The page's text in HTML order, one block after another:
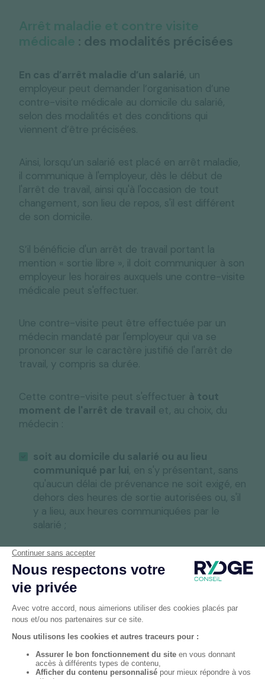
Arrêt maladie et contre visite
médicale : des modalités précisées
En cas d’arrêt maladie d’un salarié, un
employeur peut demander l’organisation d’une
contre-visite médicale au domicile du salarié,
selon des modalités et des conditions qui
viennent d’être précisées.
Ainsi, lorsqu’un salarié est placé en arrêt maladie,
il communique à l'employeur, dès le début de
l'arrêt de travail, ainsi qu'à l'occasion de tout
changement, son lieu de repos, s'il est différent
de son domicile.
S’il bénéficie d'un arrêt de travail portant la
mention « sortie libre », il doit communiquer à son
employeur les horaires auxquels une contre-visite
médicale peut s'effectuer.
Une contre-visite peut être effectuée par un
médecin mandaté par l'employeur qui va se
prononcer sur le caractère justifié de l'arrêt de
travail, y compris sa durée.
Cette contre-visite peut s'effectuer à tout
moment de l'arrêt de travail et, au choix, du
médecin :
soit au domicile du salarié ou au lieu
communiqué par lui, en s'y présentant, sans
qu'aucun délai de prévenance ne soit exigé, en
dehors des heures de sortie autorisées ou, s'il
y a lieu, aux heures communiquées par le
salarié ;
soit au cabinet du médecin
de celui-ci par tout moyen conférant date
certaine à la convocation : si le salarié est
dans l'impossibilité de se déplacer, notamment
en raison de son état de santé, il doit en
informer le médecin, en précisant les raisons.
Au terme de sa mission, le médecin informe
l'employeur, soit du caractère justifié ou injustifié